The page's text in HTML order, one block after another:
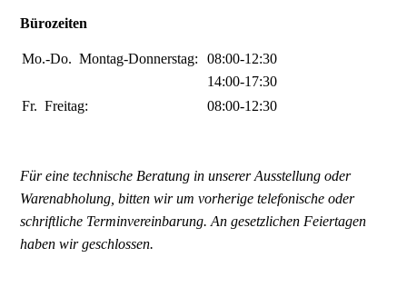
Bürozeiten
Mo.-Do.Montag-Donnerstag:
08:00-12:30
14:00-17:30
Fr.Freitag: 08:00-12:30
Für eine technische Beratung in unserer Ausstellung oder
Warenabholung, bitten wir um vorherige telefonische oder
schriftliche Terminvereinbarung. An gesetzlichen Feiertagen
haben wir geschlossen.